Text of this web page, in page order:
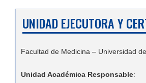
UNIDAD EJECUTORA Y
Facultad de Medicina – Universidad
Unidad Académica Responsable: